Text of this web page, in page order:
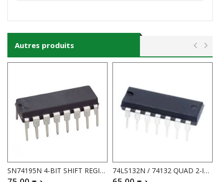
Autres produits
SN74195N 4-BIT SHIFT REGISTER 74LS132N / 74132 QUAD 2-INP.SCHMITT TRIGG.